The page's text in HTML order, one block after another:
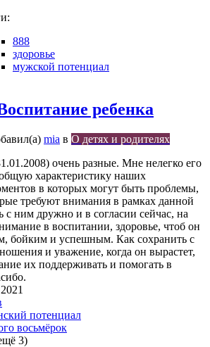
888
здоровье
мужской потенциал
ребенка
mia в О детях и родителях
очень разные. Мне нелегко его
характеристику наших
в которых могут быть проблемы,
требуют внимания в рамках данной
ним дружно и в согласии сейчас, на
в воспитании, здоровье, чтоб он
бойким и успешным. Как сохранить с
и уважение, когда он вырастет,
их поддерживать и помогать в
потенциал
восьмёрок
3)